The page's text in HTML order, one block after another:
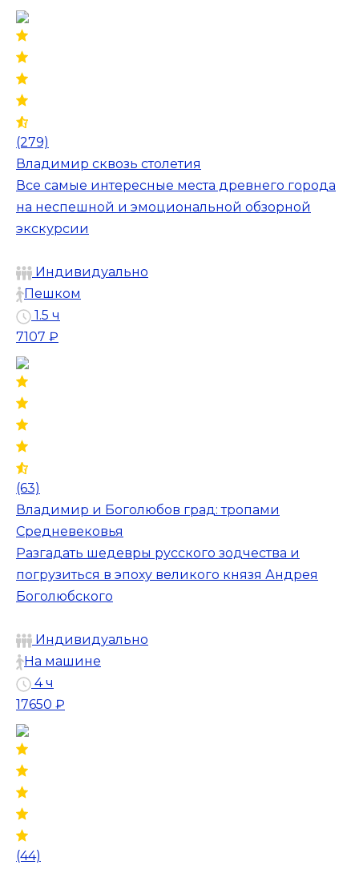
(279)
Владимир сквозь столетия
Все самые интересные места древнего города
на неспешной и эмоциональной обзорной
экскурсии
Индивидуально
Пешком
1.5 ч
7107 ₽
(63)
Владимир и Боголюбов град: тропами
Средневековья
Разгадать шедевры русского зодчества и
погрузиться в эпоху великого князя Андрея
Боголюбского
Индивидуально
На машине
4 ч
17650 ₽
(44)